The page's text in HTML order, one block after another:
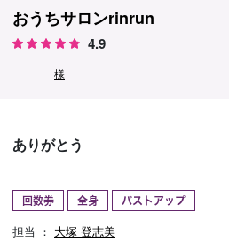
予約確認
おうちサロンrinrun
4.9
様
ありがとう
回数券 全身 バストアップ
担当 ： 大塚 登志美